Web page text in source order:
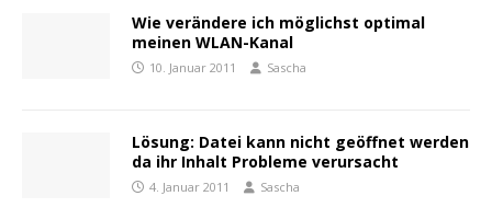
Wie verändere ich möglichst optimal
meinen WLAN-Kanal
10. Januar 2011 Sascha
Lösung: Datei kann nicht geöffnet werden
da ihr Inhalt Probleme verursacht
4. Januar 2011 Sascha